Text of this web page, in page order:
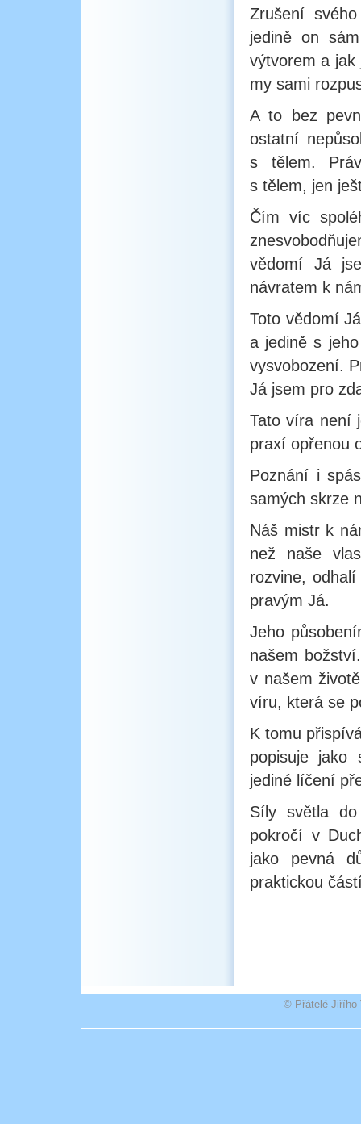
Zrušení
jedině on
výtvorem a jak
my sami
A to bez
ostatní
s tělem.
s tělem, jen
Čím víc
vědomí Já
návratem k
Toto vědomí
a jedině s
vysvobození.
Já jsem pro
Tato víra není
praxí opřenou
Poznání i
samých skrze
Náš mistr k
než naše
rozvine,
pravým Já.
Jeho
našem
v našem
víru, která se
K tomu
popisuje jako
jediné líčení
Síly světla
pokročí v
jako pevná
praktickou
© Přátelé